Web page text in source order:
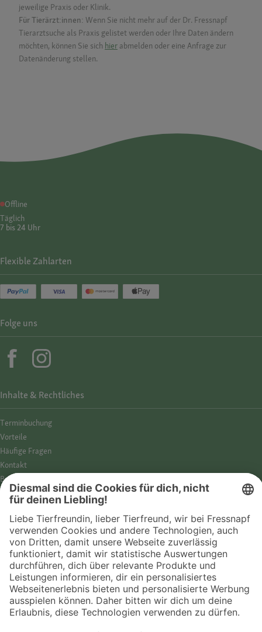
jeweilige Praxis oder Klinik.
Für Tierärzt:innen: Wenn Sie nicht mehr auf der Dr. Fressnapf
Tierarztsuche als Praxis gelistet werden oder Ihre Daten ändern
möchten, können Sie sich hier abmelden oder eine Anfrage zur
Datenänderung stellen.
Offline
Täglich
7 bis 24 Uhr
Inhalte & Rechtliches
Termin­buchung
Vorteile
Häufige Fragen
Kontakt
Barrierefreiheit
Impressum
Datenschutz­hinweise
Cookies
AGB
Entdecke Fressnapf
Tierversicherung
GPS-Tracker
Fressnapf Salon
Flexible Zahlarten
Folge uns